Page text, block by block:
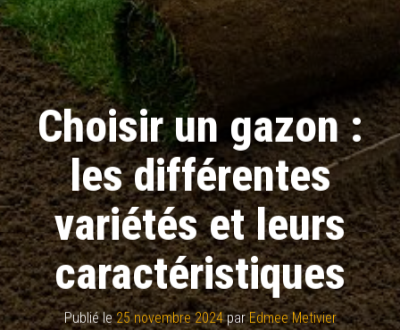
Choisir un gazon :
les différentes
variétés et leurs
caractéristiques
Publié le25 novembre 2024parEdmee Metivier